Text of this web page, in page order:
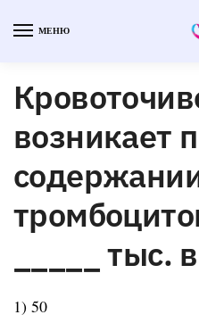
МЕНЮ
возникает
_____ тыс.
1) 50